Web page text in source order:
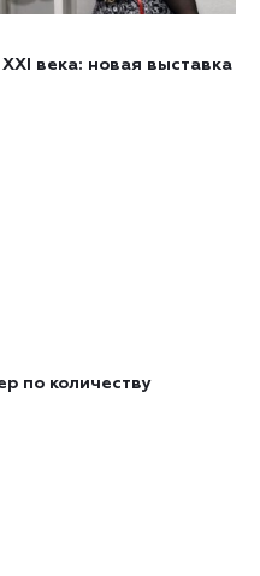
века: новая выставка
по количеству